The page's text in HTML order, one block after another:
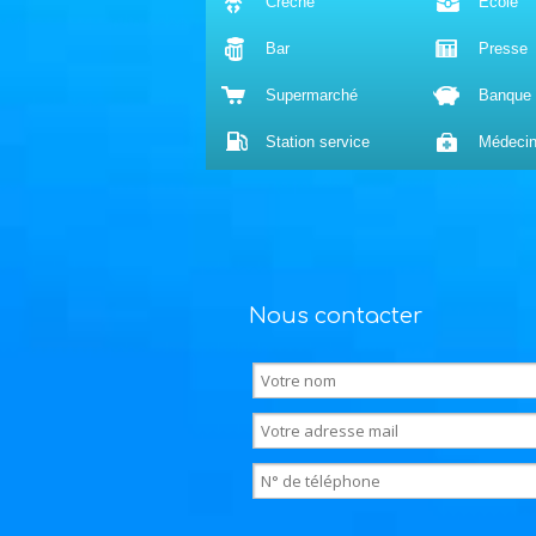
Bar Presse
Supermarché Banque
Station service Médecin
Nous contacter